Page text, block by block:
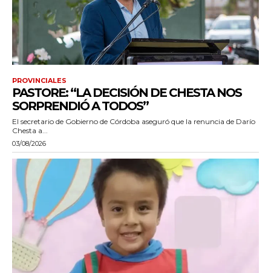
PROVINCIALES
PASTORE: “LA DECISIÓN DE CHESTA NOS
SORPRENDIÓ A TODOS”
El secretario de Gobierno de Córdoba aseguró que la renuncia de Darío
Chesta a...
03/08/2026